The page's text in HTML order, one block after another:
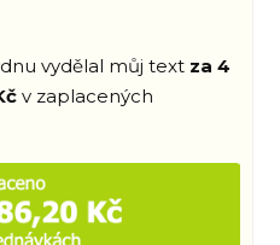
vydělal můj text za 4
v zaplacených